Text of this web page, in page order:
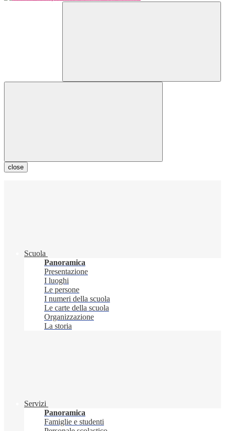
close
Scuola
Panoramica
Presentazione
I luoghi
Le persone
I numeri della scuola
Le carte della scuola
Organizzazione
La storia
Servizi
Panoramica
Famiglie e studenti